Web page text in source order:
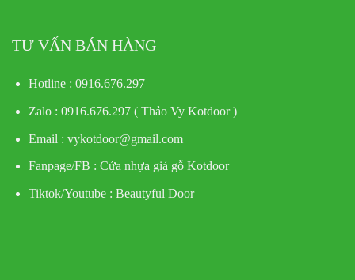
TƯ VẤN BÁN HÀNG
Hotline : 0916.676.297
Zalo : 0916.676.297 ( Thảo Vy Kotdoor )
Email : vykotdoor@gmail.com
Fanpage/FB : Cửa nhựa giả gỗ Kotdoor
Tiktok/Youtube : Beautyful Door